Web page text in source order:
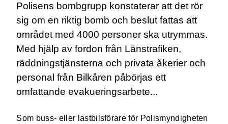
Polisens bombgrupp konstaterar att det rör
sig om en riktig bomb och beslut fattas att
området med 4000 personer ska utrymmas.
Med hjälp av fordon från Länstrafiken,
räddningstjänsterna och privata åkerier och
personal från Bilkåren påbörjas ett
omfattande evakueringsarbete...
Som buss- eller lastbilsförare för Polismyndigheten